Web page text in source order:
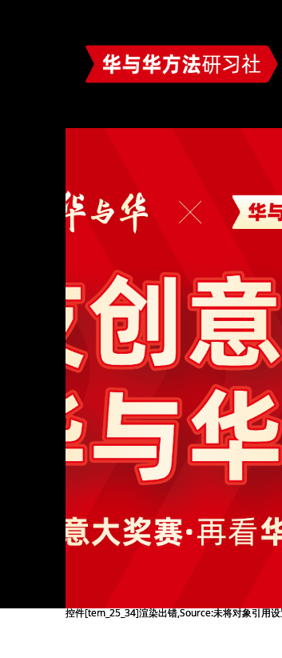
控件[tem_25_34]渲染出错,Source:未将对象引用
控件[tem_25_34]渲染出错,Source:未将对象引用